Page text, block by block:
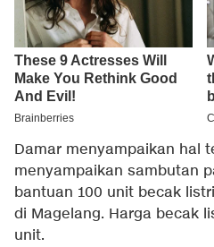
Damar menyampaikan hal
menyampaikan sambutan
bantuan 100 unit becak
di Magelang. Harga becak
unit.